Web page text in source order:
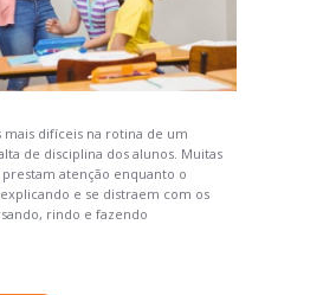
mais difíceis na rotina de um
de disciplina dos alunos. Muitas
atenção enquanto o
e se distraem com os
rindo e fazendo